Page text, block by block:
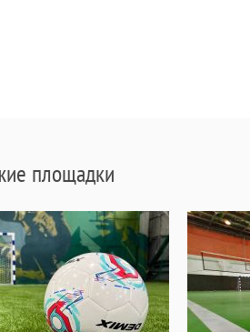
площадки